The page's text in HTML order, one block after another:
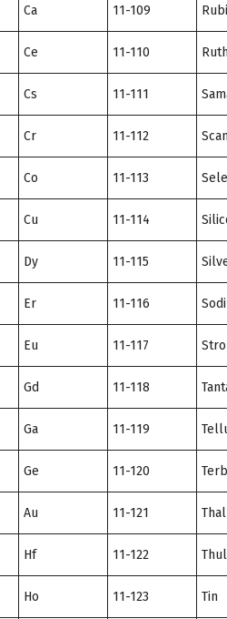
Ca 11-109
Ce 11-110
Cs 11-111
Cr 11-112
Co 11-113
Cu 11-114
Dy 11-115
Er 11-116
Eu 11-117
Gd 11-118
Ga 11-119
Ge 11-120
Au 11-121
Hf 11-122
Ho 11-123 Tin